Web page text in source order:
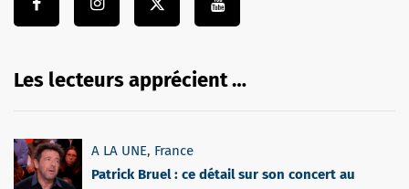
Les lecteurs apprécient …
A LA UNE, France
Patrick Bruel : ce détail sur son concert au